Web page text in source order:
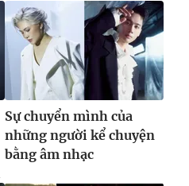
Sự chuyển mình của
những người kể chuyện
bằng âm nhạc